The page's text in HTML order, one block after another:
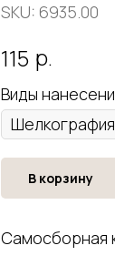
SKU: 6935.00
115 р.
Виды
В корзину
Самосборная